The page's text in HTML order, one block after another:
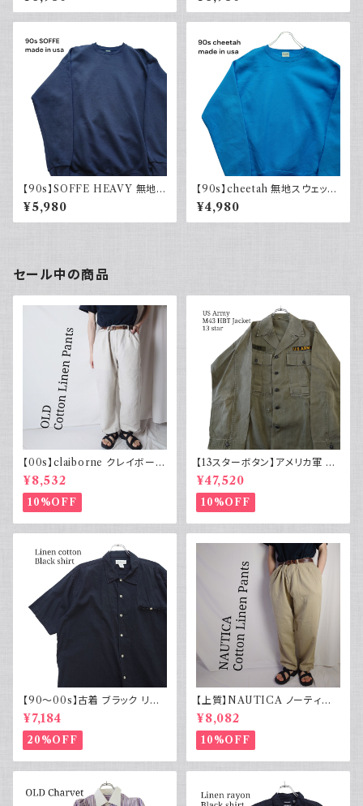
スウェット ブラック 黒 ラグラン
スリーブ USA製 アメリカ古着
ウェット ブラック 黒 ラグランス
リーブ USA製 古着
【90s】SOFFE HEAVY 無地ス
ウェット Plain sweatshirt 90
年代 古着 USA製
¥5,980
【90s】cheetah 無地スウェット
Plain sweatshirt 水色 ライト
ブルー 古着 USA製
¥4,980
セール中の商品
【00s】claiborne クレイボーン
リネンコットンパンツ ツータック
¥8,532
10%OFF
【13スターボタン】アメリカ軍 M
43 HBT ジャケット パッチ 軍物
実物
¥47,520
10%OFF
【90～00s】古着 ブラック リネ
ンコットンシャツ 黒 ボックスシ
ルエット
¥7,184
20%OFF
【上質】NAUTICA ノーティカ
コットンリネンパンツ ツータック
¥8,082
10%OFF